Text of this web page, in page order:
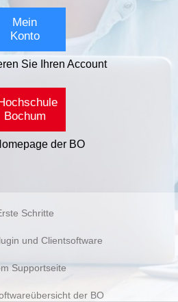
Mein
Konto
Sie Ihren Account
Hochschule
Bochum
der BO
Schritte
und Clientsoftware
Supportseite
der BO